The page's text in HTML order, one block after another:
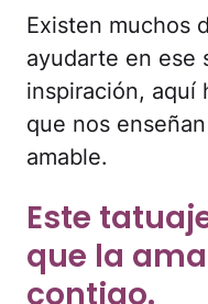
Existen muchos
ayudarte en ese
inspiración, aquí
que nos
amable.
Este
que la
contigo.